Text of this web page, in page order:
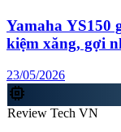
Yamaha YS150
kiệm xăng, gợi
23/05/2026
memory
Review Tech VN